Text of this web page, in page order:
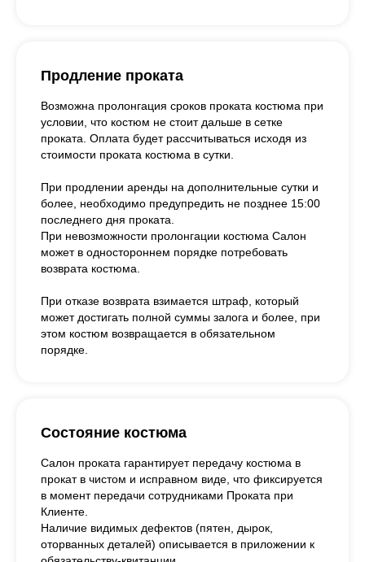
Продление проката
Возможна пролонгация сроков проката костюма при
условии, что костюм не стоит дальше в сетке
проката. Оплата будет рассчитываться исходя из
стоимости проката костюма в сутки.
При продлении аренды на дополнительные сутки и
более, необходимо предупредить не позднее 15:00
последнего дня проката.
При невозможности пролонгации костюма Салон
может в одностороннем порядке потребовать
возврата костюма.
При отказе возврата взимается штраф, который
может достигать полной суммы залога и более, при
этом костюм возвращается в обязательном
порядке.
Состояние костюма
Салон проката гарантирует передачу костюма в
прокат в чистом и исправном виде, что фиксируется
в момент передачи сотрудниками Проката при
Клиенте.
Наличие видимых дефектов (пятен, дырок,
оторванных деталей) описывается в приложении к